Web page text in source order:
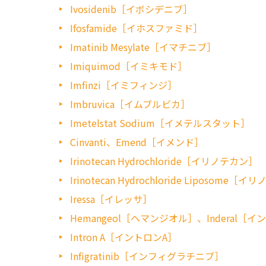
Ivosidenib［イボシデニブ］
Ifosfamide［イホスファミド］
Imatinib Mesylate［イマチニブ］
Imiquimod［イミキモド］
Imfinzi［イミフィンジ］
Imbruvica［イムブルビカ］
Imetelstat Sodium［イメテルスタット］
Cinvanti、Emend［イメンド］
Irinotecan Hydrochloride［イリノテカン］
Irinotecan Hydrochloride Liposome［イリノ
Iressa［イレッサ］
Hemangeol［ヘマンジオル］、Inderal［イン
Intron A［イントロンA］
Infigratinib［インフィグラチニブ］